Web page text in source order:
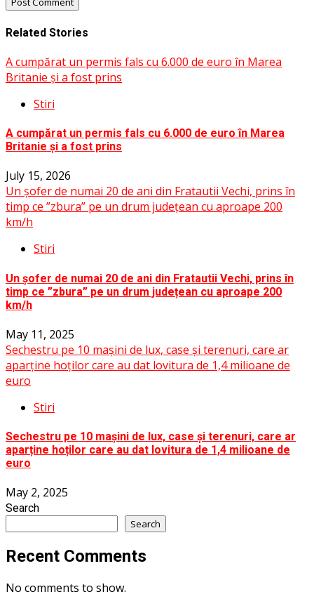
Related Stories
A cumpărat un permis fals cu 6.000 de euro în Marea
Britanie și a fost prins
Stiri
A cumpărat un permis fals cu 6.000 de euro în Marea
Britanie și a fost prins
July 15, 2026
Un șofer de numai 20 de ani din Fratautii Vechi, prins în
timp ce ”zbura” pe un drum județean cu aproape 200
km/h
Stiri
Un șofer de numai 20 de ani din Fratautii Vechi, prins în
timp ce ”zbura” pe un drum județean cu aproape 200
km/h
May 11, 2025
Sechestru pe 10 mașini de lux, case și terenuri, care ar
aparține hoților care au dat lovitura de 1,4 milioane de
euro
Stiri
Sechestru pe 10 mașini de lux, case și terenuri, care ar
aparține hoților care au dat lovitura de 1,4 milioane de
euro
May 2, 2025
Search
Search
Recent Comments
No comments to show.